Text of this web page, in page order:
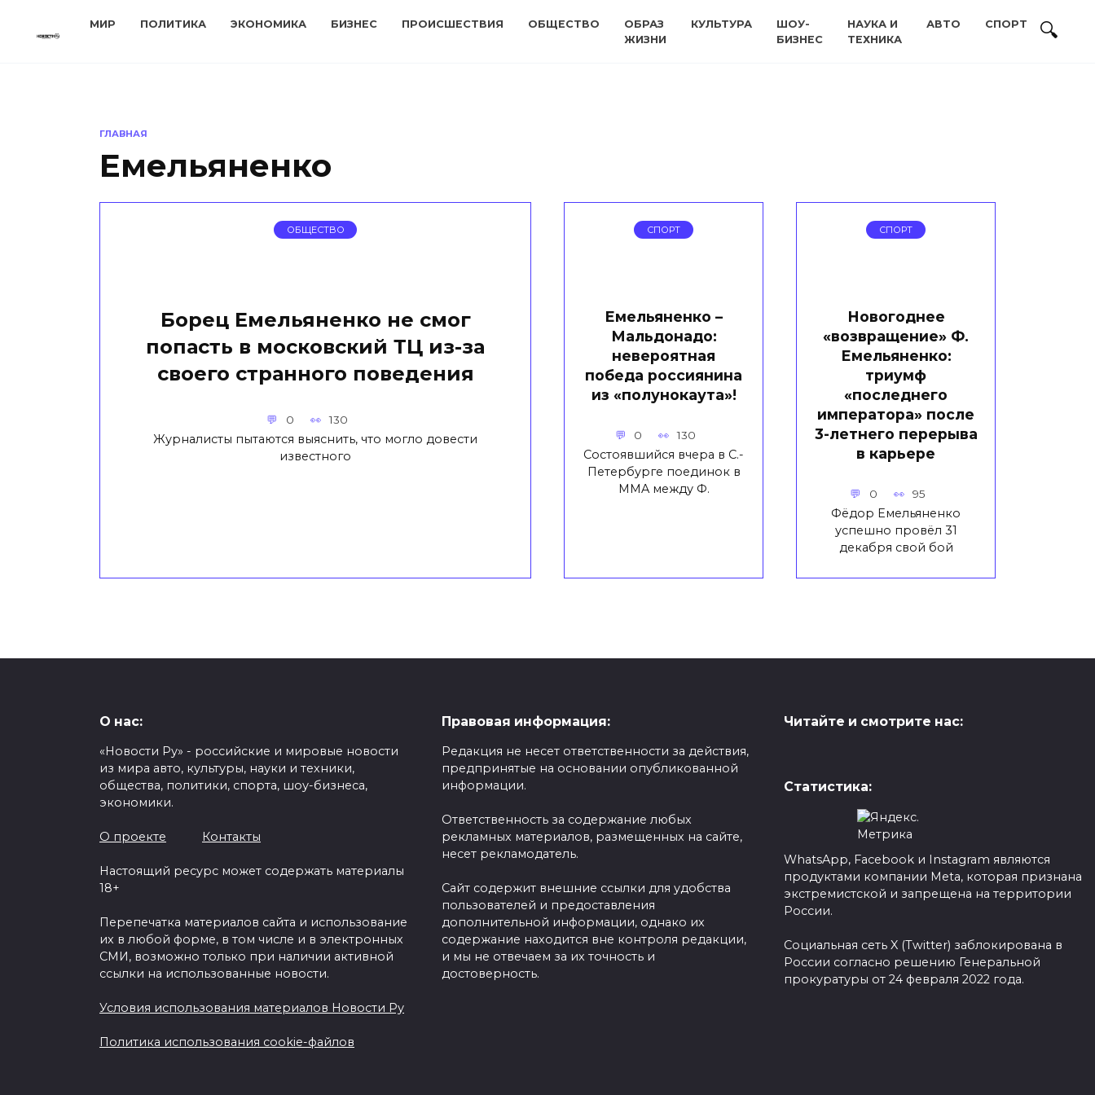
МИР ПОЛИТИКА ЭКОНОМИКА БИЗНЕС ПРОИСШЕСТВИЯ ОБЩЕСТВО
ОБРАЗ
ЖИЗНИ
КУЛЬТУРА
ШОУ-
БИЗНЕС
НАУКА И
ТЕХНИКА
АВТО СПОРТ
ГЛАВНАЯ
Емельяненко
ОБЩЕСТВО
Борец Емельяненко не смог
попасть в московский ТЦ из-за
своего странного поведения
0 130
Журналисты пытаются выяснить, что могло довести
известного
СПОРТ
Емельяненко –
Мальдонадо:
невероятная
победа россиянина
из «полунокаута»!
0 130
Состоявшийся вчера в С.-
Петербурге поединок в
MMA между Ф.
СПОРТ
Новогоднее
«возвращение» Ф.
Емельяненко:
триумф
«последнего
императора» после
3-летнего перерыва
в карьере
0 95
Фёдор Емельяненко
успешно провёл 31
декабря свой бой
О нас:
«Новости Ру» - российские и мировые новости
из мира авто, культуры, науки и техники,
общества, политики, спорта, шоу-бизнеса,
экономики.
О проекте Контакты
Настоящий ресурс может содержать материалы
18+
Перепечатка материалов сайта и использование
их в любой форме, в том числе и в электронных
СМИ, возможно только при наличии активной
ссылки на использованные новости.
Условия использования материалов Новости Ру
Политика использования cookie-файлов
Правовая информация:
Редакция не несет ответственности за действия,
предпринятые на основании опубликованной
информации.
Ответственность за содержание любых
рекламных материалов, размещенных на сайте,
несет рекламодатель.
Сайт содержит внешние ссылки для удобства
пользователей и предоставления
дополнительной информации, однако их
содержание находится вне контроля редакции,
и мы не отвечаем за их точность и
достоверность.
Читайте и смотрите нас:
Статистика:
WhatsApp, Facebook и Instagram являются
продуктами компании Meta, которая признана
экстремистской и запрещена на территории
России.
Социальная сеть X (Twitter) заблокирована в
России согласно решению Генеральной
прокуратуры от 24 февраля 2022 года.